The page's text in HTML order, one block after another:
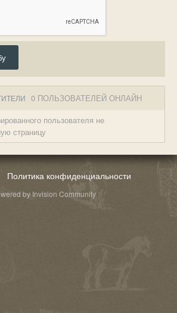
0 ПОЛЬЗОВАТЕЛЕЙ ОНЛАЙН
пользователя не
страницу
Политика конфиденциальности
by Invision Community